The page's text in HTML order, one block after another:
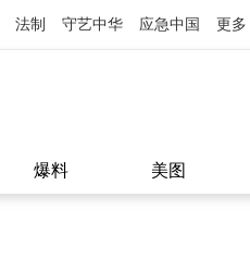
法制 守艺中华 应急中国 更多
爆料 美图